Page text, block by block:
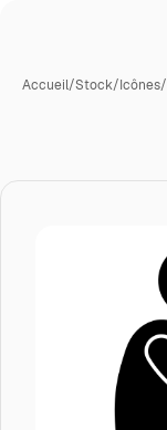
Accueil/Stock/Icônes/